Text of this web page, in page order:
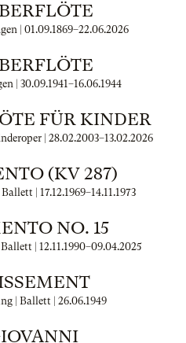
| 01.09.1869–22.06.2026
| 30.09.1941–16.06.1944
FÜR KINDER
| 28.02.2003–13.02.2026
(KV 287)
| 17.12.1969–14.11.1973
NO. 15
| 12.11.1990–09.04.2025
| Ballett | 26.06.1949